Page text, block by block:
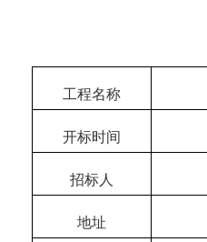
工程名称
开标时间
招标人
地址